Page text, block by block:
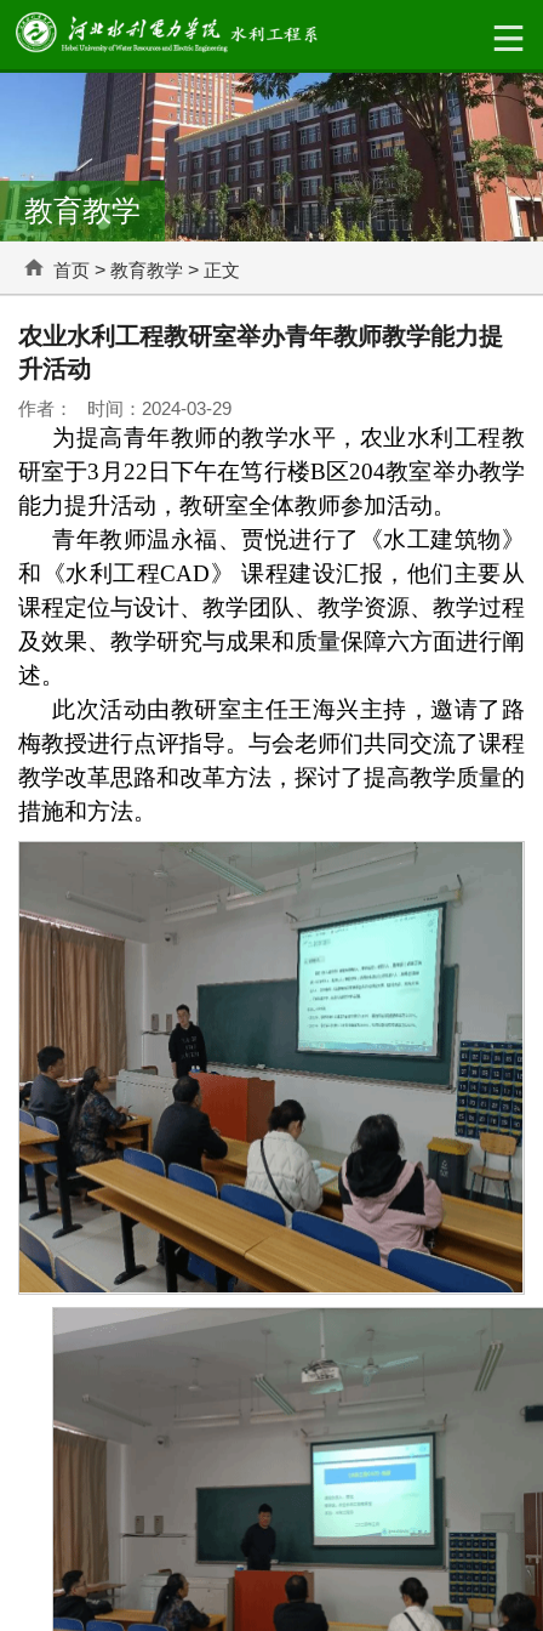
教育教学
首页 > 教育教学 > 正文
农业水利工程教研室举办青年教师教学能力提
升活动
作者： 时间：2024-03-29
为提高青年教师的教学水平， 农业水利工程教
研室于3月22日下午在笃行楼B区204教室举办教学
能力提升活动，教研室全体教师参加活动。
青年教师温永福、贾悦进行了《水工建筑物》
和《水利工程CAD》 课程建设汇报，他们主要从
课程定位与设计、教学团队、教学资源、教学过程
及效果、教学研究与成果和质量保障六方面进行阐
述。
此次活动由教研室主任王海兴主持，邀请了路
梅教授进行点评指导。与会老师们共同交流了课程
教学改革思路和改革方法，探讨了提高教学质量的
措施和方法。